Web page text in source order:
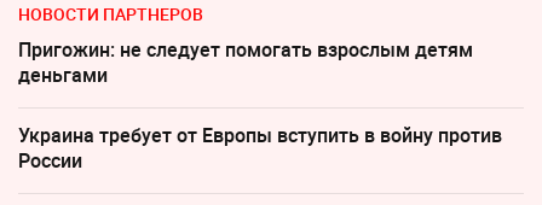
НОВОСТИ ПАРТНЕРОВ
Пригожин: не следует помогать взрослым детям
деньгами
Украина требует от Европы вступить в войну против
России